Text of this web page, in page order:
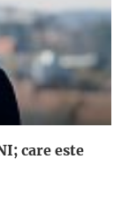
care este